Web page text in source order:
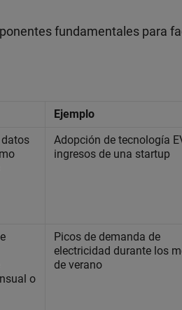
fundamentales para
Ejemplo
Adopción de tecnología
ingresos de una startup
o
Picos de demanda de
electricidad durante los
de verano